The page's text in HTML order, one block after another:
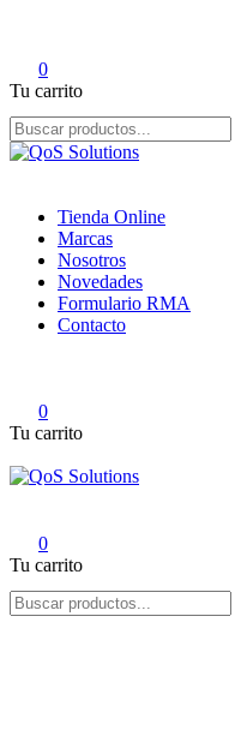
0
Tu carrito
Tienda Online
Marcas
Nosotros
Novedades
Formulario RMA
Contacto
0
Tu carrito
0
Tu carrito